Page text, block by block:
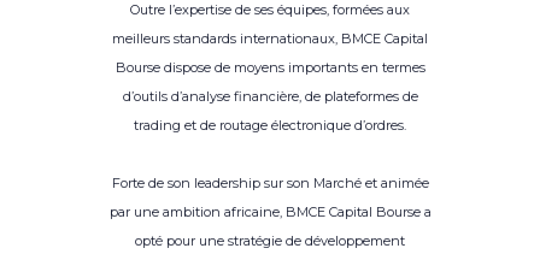
Outre l’expertise de ses équipes, formées aux
meilleurs standards internationaux, BMCE Capital
Bourse dispose de moyens importants en termes
d’outils d’analyse financière, de plateformes de
trading et de routage électronique d’ordres.
Forte de son leadership sur son Marché et animée
par une ambition africaine, BMCE Capital Bourse a
opté pour une stratégie de développement